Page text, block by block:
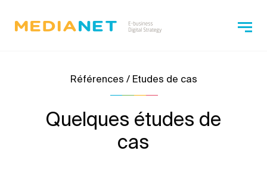
Références / Etudes de cas
Quelques études de
cas